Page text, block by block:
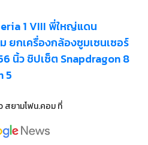
1 VIII พี่ใหญ่แดน
ยกเครื่องกล้องซูมเซนเซอร์
นิ้ว ชิปเซ็ต Snapdragon 8
5
สยามโฟน.คอมที่